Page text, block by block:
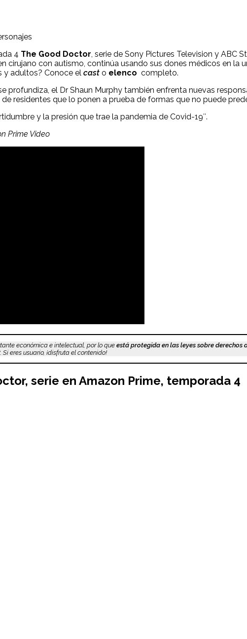
4 The Good Doctor , serie de Sony Pictures Television y ABC
cirujano con autismo, continúa usando sus dones médicos en la
y adultos? Conoce el cast o elenco completo.
profundiza, el Dr Shaun Murphy también enfrenta nuevas
residentes que lo ponen a prueba de formas que no puede
y la presión que trae la pandemia de Covid-19″.
Prime Video
económica e intelectual, por lo que está protegida en las leyes sobre derechos
eres usuario, ¡disfruta el contenido!
serie en Amazon Prime, temporada 4